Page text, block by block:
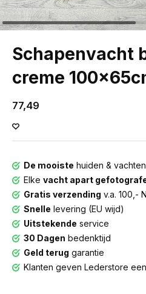
Schapenvacht
creme
77,49
De mooiste huiden & vachten
Elke vacht apart
Gratis verzending v.a. 100,-
Snelle levering (EU wijd)
Uitstekende service
30 Dagen bedenktijd
Geld terug garantie
Klanten geven Lederstore een